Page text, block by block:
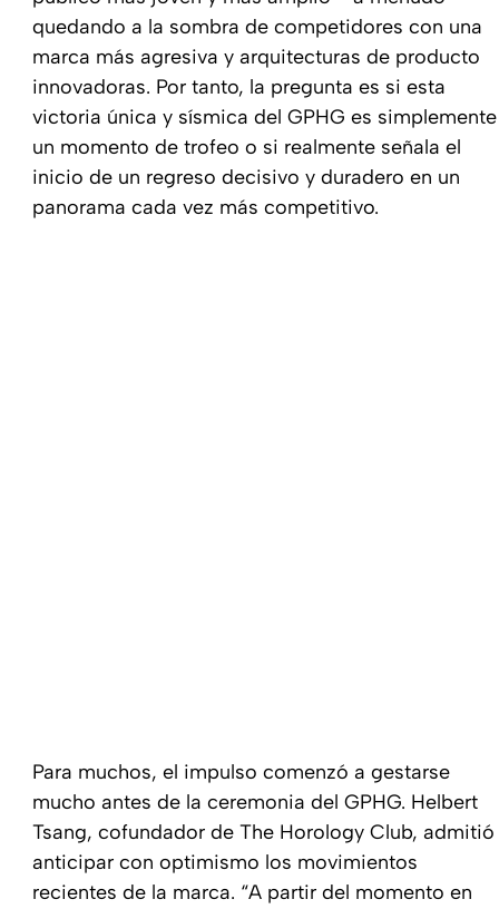
quedando a la sombra de competidores con una
marca más agresiva y arquitecturas de producto
innovadoras. Por tanto, la pregunta es si esta
victoria única y sísmica del GPHG es simplemente
un momento de trofeo o si realmente señala el
inicio de un regreso decisivo y duradero en un
panorama cada vez más competitivo.
Para muchos, el impulso comenzó a gestarse
mucho antes de la ceremonia del GPHG. Helbert
Tsang, cofundador de The Horology Club, admitió
anticipar con optimismo los movimientos
recientes de la marca. “A partir del momento en